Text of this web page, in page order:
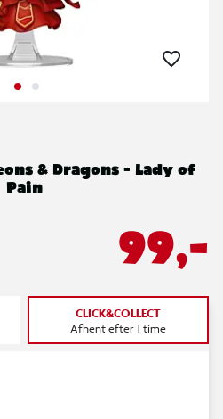
& Dragons - Lady of
Pain
99,-
CLICK&COLLECT
Afhent efter 1 time